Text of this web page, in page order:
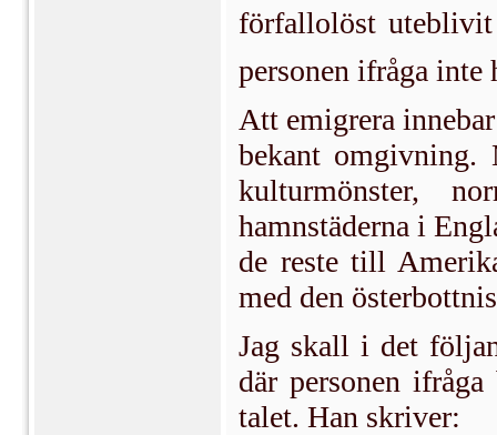
förfallolöst
personen ifråga
Att emigrera
bekant omgivning.
kulturmönster,
hamnstäderna i
de reste till
med den
Jag skall i det
där personen
talet. Han skriver: